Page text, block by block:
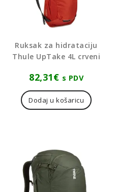
Ruksak za hidrataciju
Thule UpTake 4L crveni
82,31€ s PDV
Dodaj u košaricu